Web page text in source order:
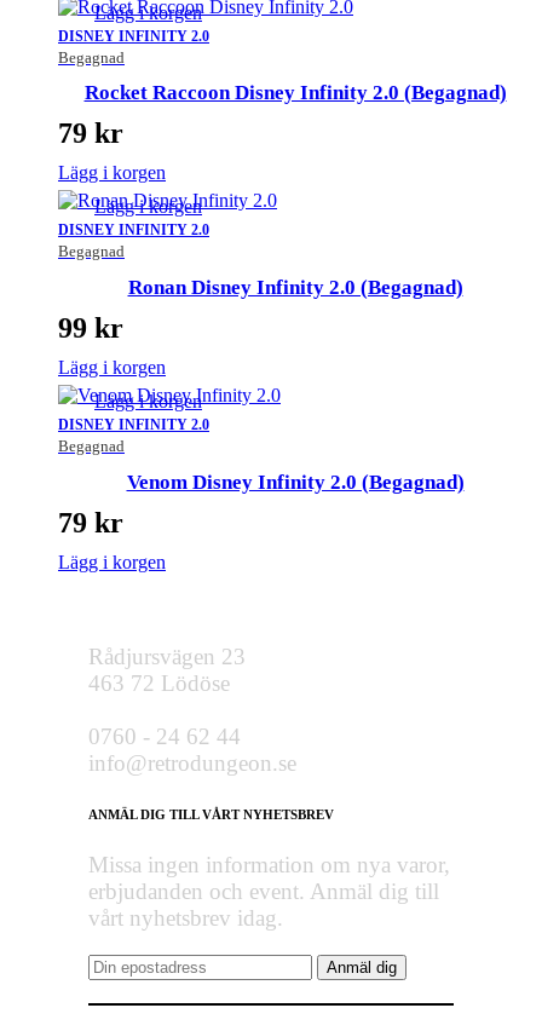
DISNEY INFINITY 2.0
Begagnad
Lägg i korgen
Rocket Raccoon Disney Infinity 2.0 (Begagnad)
79 kr
Lägg i korgen
DISNEY INFINITY 2.0
Begagnad
Lägg i korgen
Ronan Disney Infinity 2.0 (Begagnad)
99 kr
Lägg i korgen
DISNEY INFINITY 2.0
Begagnad
Lägg i korgen
Venom Disney Infinity 2.0 (Begagnad)
79 kr
Lägg i korgen
Rådjursvägen 23
463 72 Lödöse
0760 - 24 62 44
info@retrodungeon.se
ANMÄL DIG TILL VÅRT NYHETSBREV
Missa ingen information om nya varor,
erbjudanden och event. Anmäl dig till
vårt nyhetsbrev idag.